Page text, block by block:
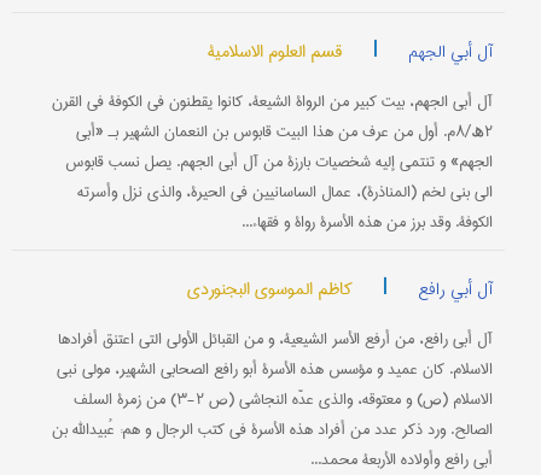
آل أبي الجهم | قسم العلوم الاسلامیة
آل أبي الجهم، بیت کبیر من الرواة الشیعة، کانوا یقطنون في الکوفة في القرن
۲ھ/۸م. أول من عرف من هذا البیت قابوس بن النعمان الشهیر بـ «أبي
الجهم» و تنتمي إلیه شخصیات بارزة من آل أبي الجهم. یصل نسب قابوس
الی بني لخم (المناذرة)، عمال الساسانیین في الحیرة، والذي نزل وأسرته
الکوفة. وقد برز من هذه الأسرة رواة و فقهاء...
آل أبي رافع | کاظم الموسوي البجنوردي
آل أبي رافع، من أرفع الأسر الشیعیة، و من القبائل الأولی التي اعتنق أفرادها
الاسلام. کان عمید و مؤسس هذه الأسرة أبو رافع الصحابي الشهیر، مولی نبي
الاسلام (ص) و معتوقه، والذي عدّه النجاشي (ص ۲-۳) من زمرة السلف
الصالح. ورد ذکر عدد من أفراد هذه الأسرة في کتب الرجال و هم: عُبیدالله بن
أبي رافع وأولاده الأربعة محمد...